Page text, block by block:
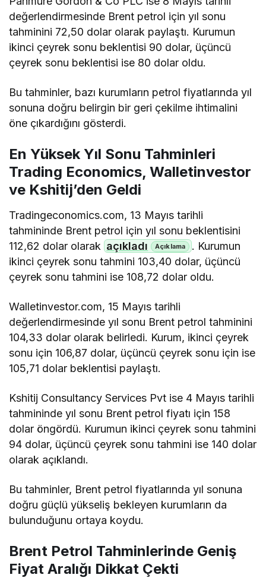
değerlendirmesinde Brent petrol için yıl sonu
tahminini 72,50 dolar olarak paylaştı. Kurumun
ikinci çeyrek sonu beklentisi 90 dolar, üçüncü
çeyrek sonu beklentisi ise 80 dolar oldu.
Bu tahminler, bazı kurumların petrol fiyatlarında yıl
sonuna doğru belirgin bir geri çekilme ihtimalini
öne çıkardığını gösterdi.
En Yüksek Yıl Sonu Tahminleri
Trading Economics, Walletinvestor
ve Kshitij’den Geldi
Tradingeconomics.com, 13 Mayıs tarihli
tahmininde Brent petrol için yıl sonu beklentisini
112,62 dolar olarak açıkladı
. Kurumun
ikinci çeyrek sonu tahmini 103,40 dolar, üçüncü
çeyrek sonu tahmini ise 108,72 dolar oldu.
Walletinvestor.com, 15 Mayıs tarihli
değerlendirmesinde yıl sonu Brent petrol tahminini
104,33 dolar olarak belirledi. Kurum, ikinci çeyrek
sonu için 106,87 dolar, üçüncü çeyrek sonu için ise
105,71 dolar beklentisi paylaştı.
Kshitij Consultancy Services Pvt ise 4 Mayıs tarihli
tahmininde yıl sonu Brent petrol fiyatı için 158
dolar öngördü. Kurumun ikinci çeyrek sonu tahmini
94 dolar, üçüncü çeyrek sonu tahmini ise 140 dolar
olarak açıklandı.
Bu tahminler, Brent petrol fiyatlarında yıl sonuna
doğru güçlü yükseliş bekleyen kurumların da
bulunduğunu ortaya koydu.
Brent Petrol Tahminlerinde Geniş
Fiyat Aralığı Dikkat Çekti